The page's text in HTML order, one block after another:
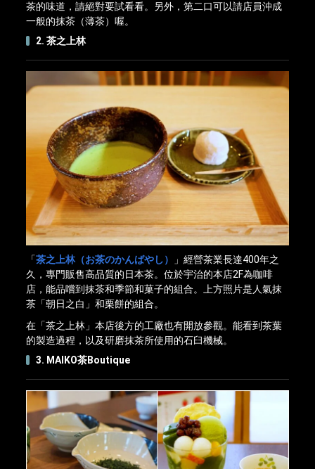
茶的味道，請絕對要試看看。另外，第二口可以請店員沖成
一般的抹茶（薄茶）喔。
2. 茶之上林
「茶之上林（お茶のかんばやし）
」經營茶業長達400年之
久，專門販售高品質的日本茶。位於宇治的本店2F為咖啡
店，能品嚐到抹茶和季節和菓子的組合。上方照片是人氣抹
茶「朝日之白」和栗餅的組合。
在「茶之上林」本店後方的工廠也有開放參觀。能看到茶葉
的製造過程，以及研磨抹茶所使用的石臼機械。
3. MAIKO茶Boutique